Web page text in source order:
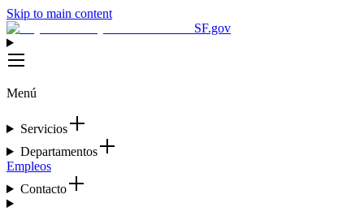
Skip to main content
SF.gov
Menú
Servicios
Departamentos
Empleos
Contacto